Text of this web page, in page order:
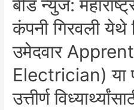
e
b
o
o
k
l
er e
st
बीड न्युज:
कंपनी गिरवली
उमेदवार
Electrician) या
उत्तीर्ण